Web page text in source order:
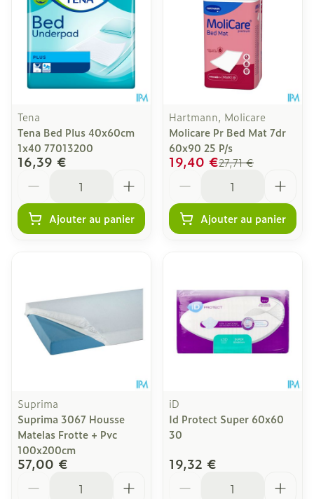
Tena
Tena Bed Plus 40x60cm
1x40 77013200
16,39 €
Ajouter au panier
Hartmann, Molicare
Molicare Pr Bed Mat 7dr
60x90 25 P/s
27,71 €
19,40 €
Ajouter au panier
Suprima
Suprima 3067 Housse
Matelas Frotte + Pvc
100x200cm
57,00 €
iD
Id Protect Super 60x60
30
19,32 €